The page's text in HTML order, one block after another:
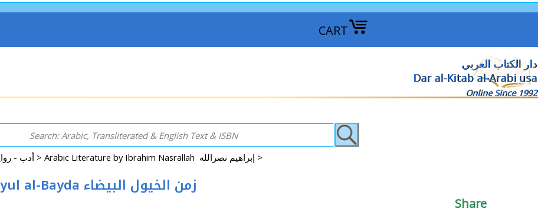
CART
دار الكتاب العربي
Dar al-Kitab al-Arabi usa
Online Since 1992
Arabic: Literature - Poetry - Fiction أدب - روايات - شعر - قصص > Arabic Literature by Ibrahim Nasrallah إبراهيم نصرالله >
Palestinian Comedy: Zaman al-Khuyul al-Bayda زمن الخيول البيضاء
Share